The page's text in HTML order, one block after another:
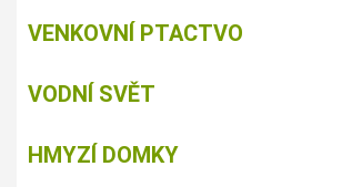
VENKOVNÍ PTACTVO
VODNÍ SVĚT
HMYZÍ DOMKY